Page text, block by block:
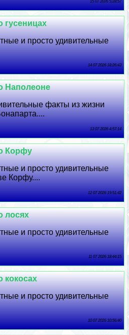
15 07 2026 5:28:57
гусеницах
и просто удивительные
14 07 2026 18:26:43
Наполеоне
факты из жизни
13 07 2026 4:57:14
Корфу
и просто удивительные
Корфу....
12 07 2026 19:51:42
лосях
и просто удивительные
11 07 2026 18:44:15
кокосах
и просто удивительные
10 07 2026 10:56:40